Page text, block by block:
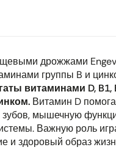
дрожжами
группы B и
витаминами D, B1,
Витамин D
зубов, мышечную
Важную роль
и здоровый образ